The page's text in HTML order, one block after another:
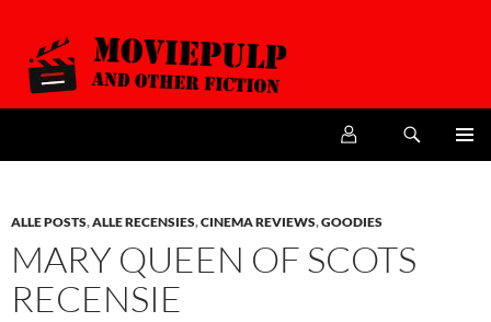
INHOUD
ALLE POSTS,ALLE RECENSIES,CINEMA REVIEWS,GOODIES
MARY QUEEN OF SCOTS
RECENSIE